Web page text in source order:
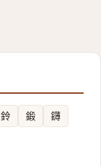
鈴 鍛
鑮